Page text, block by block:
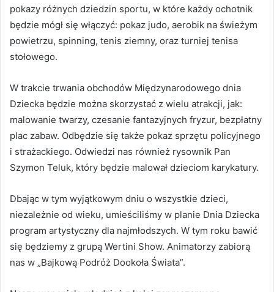
pokazy różnych dziedzin sportu, w które każdy ochotnik
będzie mógł się włączyć: pokaz judo, aerobik na świeżym
powietrzu, spinning, tenis ziemny, oraz turniej tenisa
stołowego.
W trakcie trwania obchodów Międzynarodowego dnia
Dziecka będzie można skorzystać z wielu atrakcji, jak:
malowanie twarzy, czesanie fantazyjnych fryzur, bezpłatny
plac zabaw. Odbędzie się także pokaz sprzętu policyjnego
i strażackiego. Odwiedzi nas również rysownik Pan
Szymon Teluk, który będzie malował dzieciom karykatury.
Dbając w tym wyjątkowym dniu o wszystkie dzieci,
niezależnie od wieku, umieściliśmy w planie Dnia Dziecka
program artystyczny dla najmłodszych. W tym roku bawić
się będziemy z grupą Wertini Show. Animatorzy zabiorą
nas w „Bajkową Podróż Dookoła Świata”.